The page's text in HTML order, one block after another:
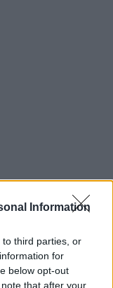
Information
third parties, or
for
below opt-out
that after your